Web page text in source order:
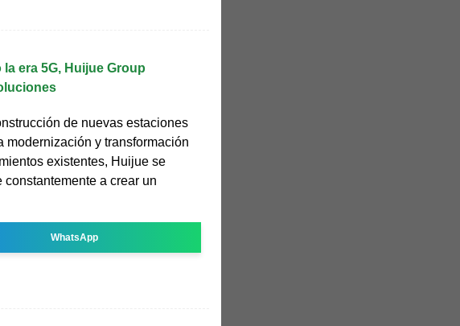
la era 5G, Huijue Group
de nuevas estaciones
modernización y transformación
existentes, Huijue se
constantemente a crear un
WhatsApp